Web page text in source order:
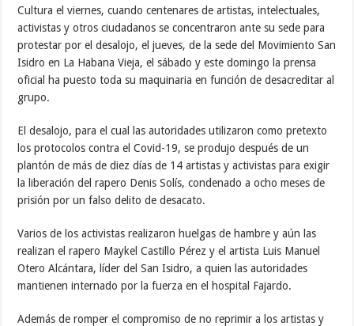
Cultura el viernes, cuando centenares de artistas, intelectuales,
activistas y otros ciudadanos se concentraron ante su sede para
protestar por el desalojo, el jueves, de la sede del Movimiento San
Isidro en La Habana Vieja, el sábado y este domingo la prensa
oficial ha puesto toda su maquinaria en función de desacreditar al
grupo.
El desalojo, para el cual las autoridades utilizaron como pretexto
los protocolos contra el Covid-19, se produjo después de un
plantón de más de diez días de 14 artistas y activistas para exigir
la liberación del rapero Denis Solís, condenado a ocho meses de
prisión por un falso delito de desacato.
Varios de los activistas realizaron huelgas de hambre y aún las
realizan el rapero Maykel Castillo Pérez y el artista Luis Manuel
Otero Alcántara, líder del San Isidro, a quien las autoridades
mantienen internado por la fuerza en el hospital Fajardo.
Además de romper el compromiso de no reprimir a los artistas y